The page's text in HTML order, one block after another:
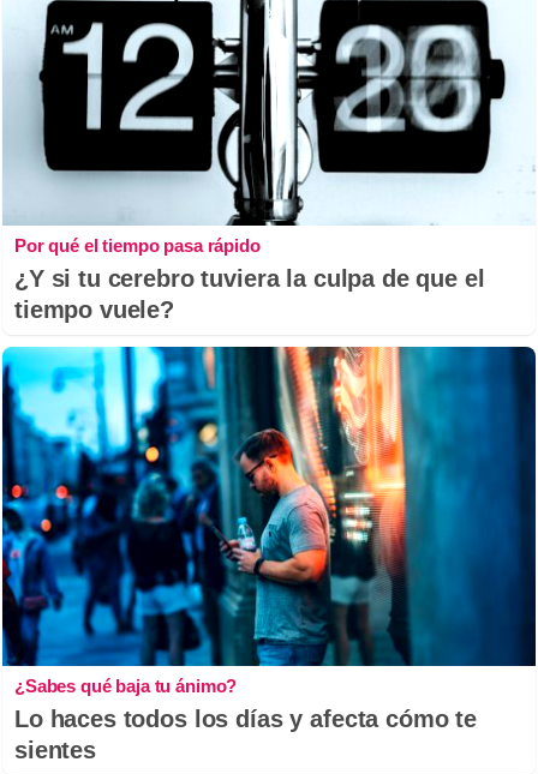
Por qué el tiempo pasa rápido
¿Y si tu cerebro tuviera la culpa de que el
tiempo vuele?
¿Sabes qué baja tu ánimo?
Lo haces todos los días y afecta cómo te
sientes